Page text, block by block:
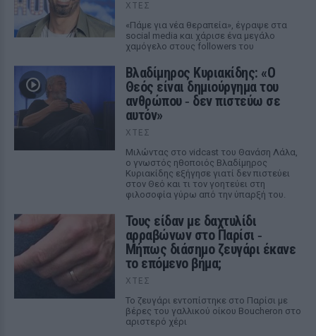
ΧΤΕΣ
«Πάμε για νέα θεραπεία», έγραψε στα
social media και χάρισε ένα μεγάλο
χαμόγελο στους followers του
Βλαδίμηρος Κυριακίδης: «Ο
Θεός είναι δημιούργημα του
ανθρώπου ‑ δεν πιστεύω σε
αυτόν»
ΧΤΕΣ
Μιλώντας στο vidcast του Θανάση Λάλα,
ο γνωστός ηθοποιός Βλαδίμηρος
Κυριακίδης εξήγησε γιατί δεν πιστεύει
στον Θεό και τι τον γοητεύει στη
φιλοσοφία γύρω από την ύπαρξή του.
Τους είδαν με δαχτυλίδι
αρραβώνων στο Παρίσι ‑
Μήπως διάσημο ζευγάρι έκανε
το επόμενο βήμα;
ΧΤΕΣ
Το ζευγάρι εντοπίστηκε στο Παρίσι με
βέρες του γαλλικού οίκου Boucheron στο
αριστερό χέρι